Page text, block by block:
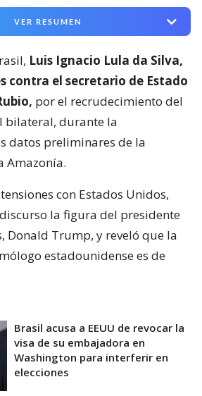
VER RESUMEN
Luis Ignacio Lula da Silva,
contra el secretario de Estado
por el recrudecimiento del
bilateral, durante la
datos preliminares de la
Amazonía.
con Estados Unidos,
la figura del presidente
Donald Trump, y reveló que la
estadounidense es de
Brasil acusa a EEUU de revocar la
visa de su embajadora en
Washington para interferir en
elecciones